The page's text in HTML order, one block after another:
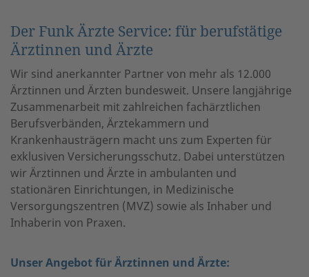
Der Funk Ärzte Service: für berufstätige
Ärztinnen und Ärzte
Wir sind anerkannter Partner von mehr als 12.000
Ärztinnen und Ärzten bundesweit. Unsere langjährige
Zusammenarbeit mit zahlreichen fachärztlichen
Berufsverbänden, Ärztekammern und
Krankenhausträgern macht uns zum Experten für
exklusiven Versicherungsschutz. Dabei unterstützen
wir Ärztinnen und Ärzte in ambulanten und
stationären Einrichtungen, in Medizinische
Versorgungszentren (MVZ) sowie als Inhaber und
Inhaberin von Praxen.
Unser Angebot für Ärztinnen und Ärzte: